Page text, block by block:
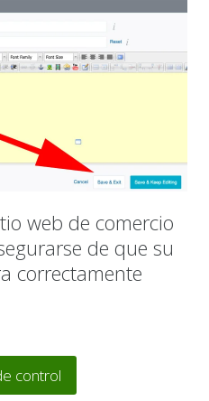
web de comercio
de que su
correctamente
control